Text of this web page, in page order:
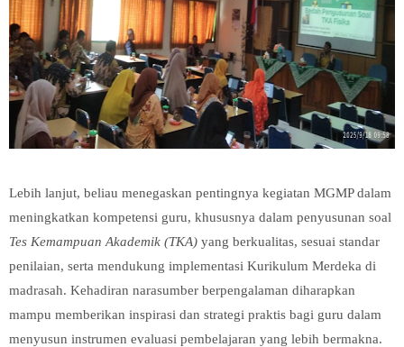
Lebih lanjut, beliau menegaskan pentingnya kegiatan MGMP dalam
meningkatkan kompetensi guru, khususnya dalam penyusunan soal
Tes Kemampuan Akademik (TKA) yang berkualitas, sesuai standar
penilaian, serta mendukung implementasi Kurikulum Merdeka di
madrasah. Kehadiran narasumber berpengalaman diharapkan
mampu memberikan inspirasi dan strategi praktis bagi guru dalam
menyusun instrumen evaluasi pembelajaran yang lebih bermakna.